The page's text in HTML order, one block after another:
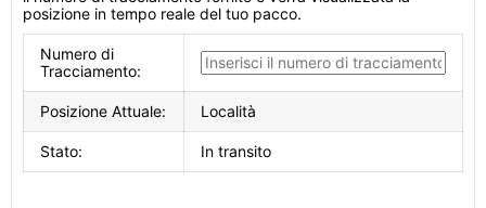
posizione in tempo reale del tuo pacco.
Numero di
Tracciamento:
Posizione Attuale: Località
Stato: In transito